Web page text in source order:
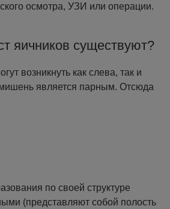
осмотра, УЗИ или операции.
яичников существуют?
возникнуть как слева, так и
является парным. Отсюда
по своей структуре
(представляют собой полость